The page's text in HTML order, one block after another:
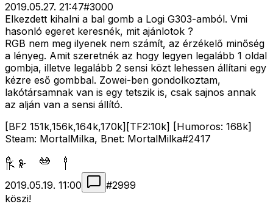
2019.05.27. 21:47#3000
Elkezdett kihalni a bal gomb a Logi G303-amból. Vmi
hasonló egeret keresnék, mit ajánlotok ?
RGB nem meg ilyenek nem számít, az érzékelő minőség
a lényeg. Amit szeretnék az hogy legyen legalább 1 oldal
gombja, illetve legalább 2 sensi közt lehessen állítani egy
kézre eső gombbal. Zowei-ben gondolkoztam,
lakótársamnak van is egy tetszik is, csak sajnos annak
az alján van a sensi állító.
[BF2 151k,156k,164k,170k][TF2:10k] [Humoros: 168k]
Steam: MortalMilka, Bnet: MortalMilka#2417
2019.05.19. 11:00 #2999
köszi!